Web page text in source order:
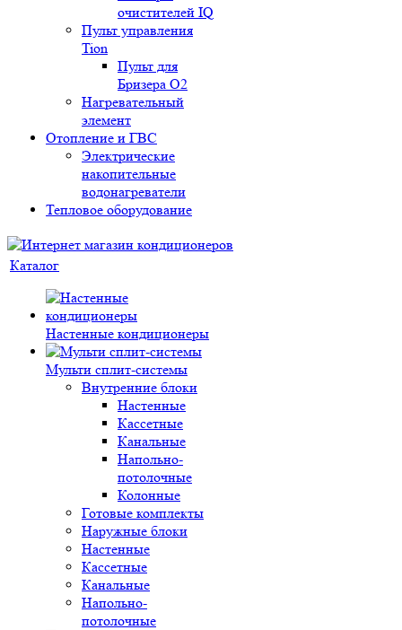
очистителей IQ
Пульт управления
Tion
Пульт для
Бризера O2
Нагревательный
элемент
Отопление и ГВС
Электрические
накопительные
водонагреватели
Тепловое оборудование
Каталог
Настенные кондиционеры
Мульти сплит-системы
Внутренние блоки
Настенные
Кассетные
Канальные
Напольно-
потолочные
Колонные
Готовые комплекты
Наружные блоки
Настенные
Кассетные
Канальные
Напольно-
потолочные